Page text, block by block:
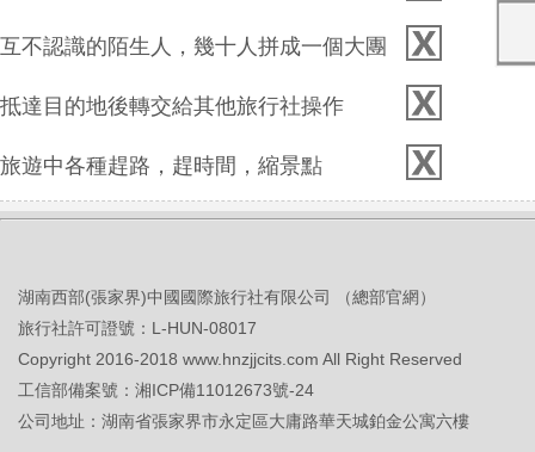
互不認識的陌生人，幾十人拼成一個大團
抵達目的地後轉交給其他旅行社操作
旅遊中各種趕路，趕時間，縮景點
湖南西部(張家界)中國國際旅行社有限公司 （總部官網）
旅行社許可證號：L-HUN-08017
Copyright 2016-2018 www.hnzjjcits.com All Right Reserved
工信部備案號： 湘ICP備11012673號-24
公司地址：湖南省張家界市永定區大庸路華天城鉑金公寓六樓